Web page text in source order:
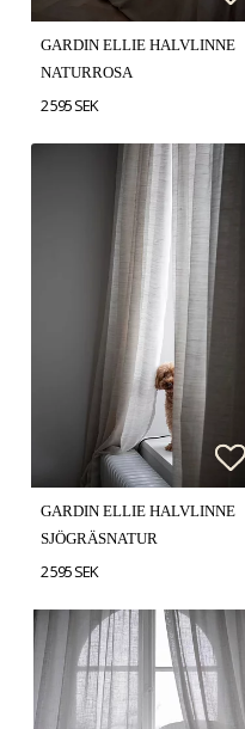
GARDIN ELLIE HALVLINNE
NATURROSA
2 595 SEK
GARDIN ELLIE HALVLINNE
SJÖGRÄSNATUR
2 595 SEK